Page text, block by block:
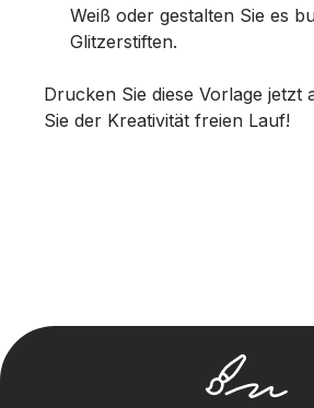
Weiß oder gestalten Sie es
Glitzerstiften.
Drucken Sie diese Vorlage jetzt
Sie der Kreativität freien Lauf!